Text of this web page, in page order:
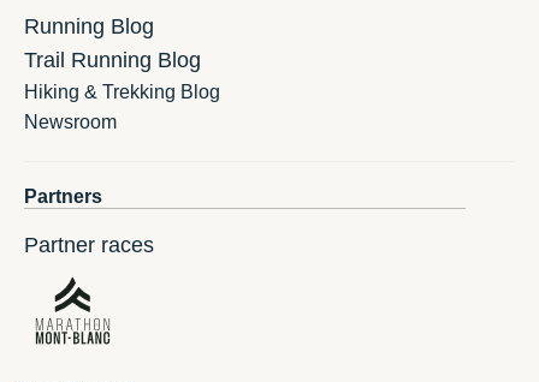
Running Blog
Trail Running Blog
Hiking & Trekking Blog
Newsroom
Partners
Partner races